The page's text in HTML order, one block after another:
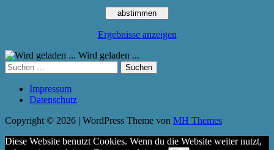
Ergebnisse anzeigen
Wird geladen ...
Suchen
nach:
Impressum
Datenschutz
Copyright © 2026 | WordPress Theme von MH Themes
Diese Website benutzt Cookies. Wenn du die Website weiter nutzt,